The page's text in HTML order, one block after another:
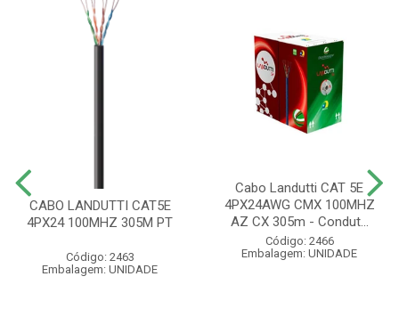
CABO LANDUTTI CAT5E
4PX24 100MHZ 305M PT
Código: 2463
Embalagem: UNIDADE
Cabo Landutti CAT 5E
4PX24AWG CMX 100MHZ
AZ CX 305m - Condut...
Código: 2466
Embalagem: UNIDADE